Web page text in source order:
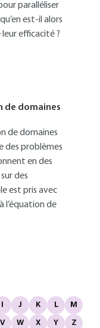
paralléliser
est-il alors
efficacité ?
de domaines
de domaines
des problèmes
en des
des
est pris avec
l’équation de
I J K L
M
V W X Y Z